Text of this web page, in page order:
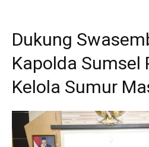
Dukung
Kapolda Sumsel
Kelola Sumur